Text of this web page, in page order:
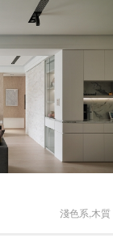
大坪數,淺色系